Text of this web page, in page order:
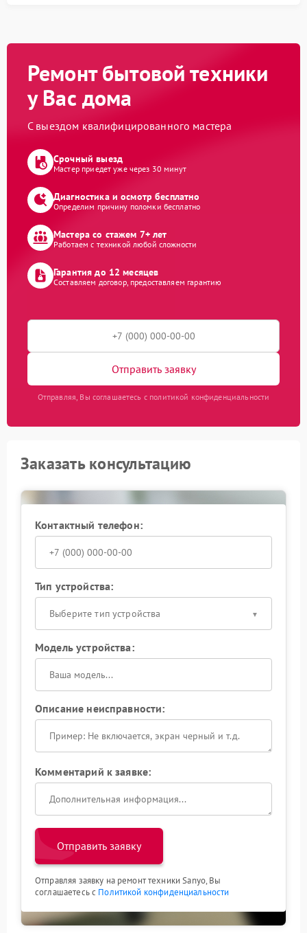
Ремонт бытовой техники
у Вас дома
С выездом квалифицированного мастера
Срочный выезд
Мастер приедет уже через 30 минут
Диагностика и осмотр бесплатно
Определим причину поломки бесплатно
Мастера со стажем 7+ лет
Работаем с техникой любой сложности
Гарантия до 12 месяцев
Составляем договор, предоставляем гарантию
Отправить заявку
Отправляя, Вы соглашаетесь с политикой конфиденциальности
Заказать консультацию
Контактный телефон:
Тип устройства:
Выберите тип устройства
Модель устройства:
Описание неисправности:
Комментарий к заявке:
Отправить заявку
Отправляя заявку на ремонт техники Sanyo, Вы
соглашаетесь с Политикой конфиденциальности